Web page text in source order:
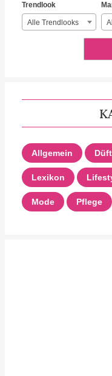
Trendlook
Alle Trendlooks
Allgemein
Lexikon
Mode Pflege